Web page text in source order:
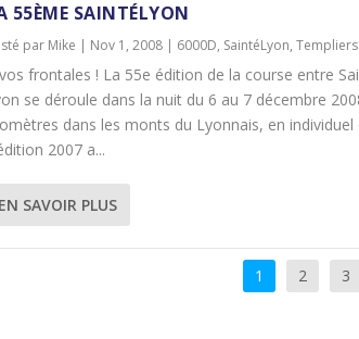
55ÈME SAINTÉLYON
par Mike | Nov 1, 2008 | 6000D, SaintéLyon, Templiers
frontales ! La 55e édition de la course entre
se déroule dans la nuit du 6 au 7 décembre
dans les monts du Lyonnais, en individuel
2007 a...
EN SAVOIR PLUS
1 2 3